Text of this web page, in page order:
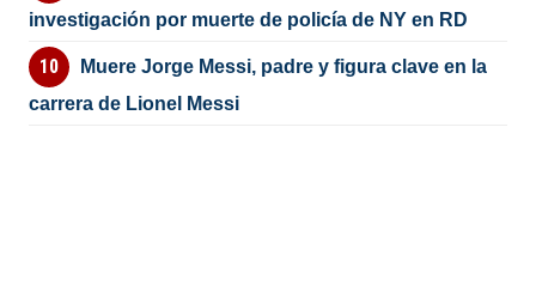
investigación por muerte de policía de NY en RD
Muere Jorge Messi, padre y figura clave en la
carrera de Lionel Messi